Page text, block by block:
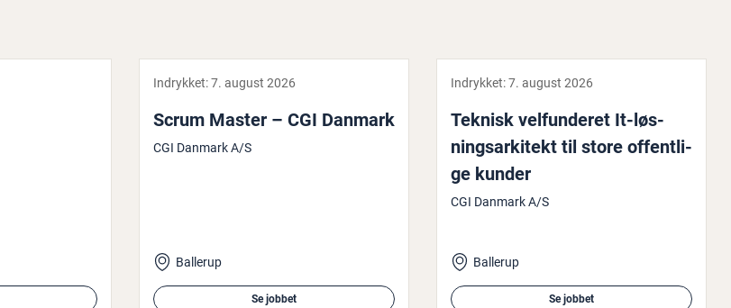
Indrykket:7. august 2026
Scrum Master – CGI Danmark
CGI Danmark A/S
Ballerup
Se jobbet
Indrykket:7. august 2026
Teknisk vel­fun­de­ret It-løs­
nings­ar­ki­tekt til store of­fent­li­
ge kunder
CGI Danmark A/S
Ballerup
Se jobbet